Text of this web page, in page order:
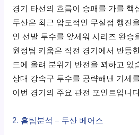
경기 타선의 흐름이 승패를 가를 핵
두산은 최근 압도적인 무실점 행진
인 선발 투수를 앞세워 시리즈 완승
원정팀 키움은 직전 경기에서 반등
드에 올려 분위기 반전을 꾀하고 있
상대 강속구 투수를 공략해낸 기세
이번 경기의 주요 관전 포인트입니
2. 홈팀분석 – 두산 베어스